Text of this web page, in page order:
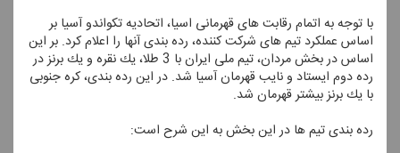
با توجه به اتمام رقابت های قهرمانی اسیا، اتحادیه تكواندو آسیا بر
اساس عملكرد تیم های شركت كننده، رده بندی آنها را اعلام كرد. بر این
اساس در بخش مردان، تیم ملی ایران با 3 طلا، یك نقره و یك برنز در
رده دوم ایستاد و نایب قهرمان آسیا شد. در این رده بندی، كره جنوبی
با یك برنز بیشتر قهرمان شد.
رده بندی تیم ها در این بخش به این شرح است: